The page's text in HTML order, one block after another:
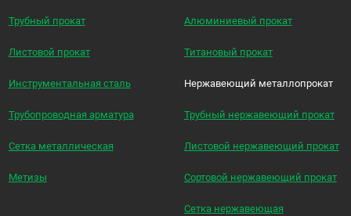
Трубный прокат
Листовой прокат
Инструментальная сталь
Трубопроводная арматура
Сетка металлическая
Метизы
Алюминиевый прокат
Титановый прокат
Нержавеющий металлопрокат
Трубный нержавеющий прокат
Листовой нержавеющий прокат
Сортовой нержавеющий прокат
Сетка нержавеющая